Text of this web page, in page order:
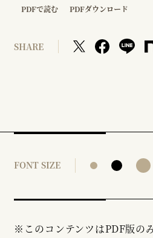
PDFで読む PDFダウンロード
SHARE
FONT SIZE
※このコンテンツはPDF版の